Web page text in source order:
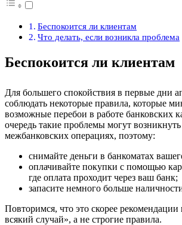
Беспокоится ли клиентам
Что делать, если возникла проблема
Беспокоится ли клиентам
Для большего спокойствия в первые дни
соблюдать некоторые правила, которые
возможные перебои в работе банковских
очередь такие проблемы могут
межбанковских операциях, поэтому:
снимайте деньги в банкоматах
оплачивайте покупки с помощью
где оплата проходит через ваш банк;
запасите немного больше
Повторимся, что это скорее рекомендации
всякий случай», а не строгие правила.